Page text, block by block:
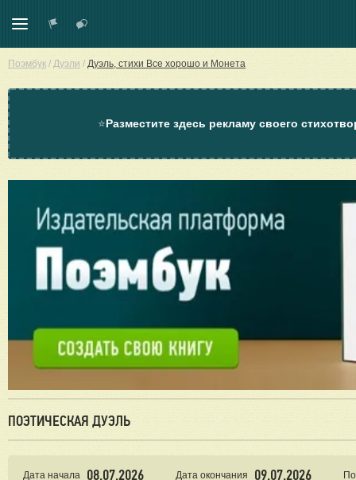
Поэмбук / Дуэли / Дуэль, стихи Все хорошо и Монета
⭐Разместите здесь рекламу своего
ПОЭТИЧЕСКАЯ ДУЭЛЬ
Дата начала 08.07.2026 Дата окончания 09.07.2026